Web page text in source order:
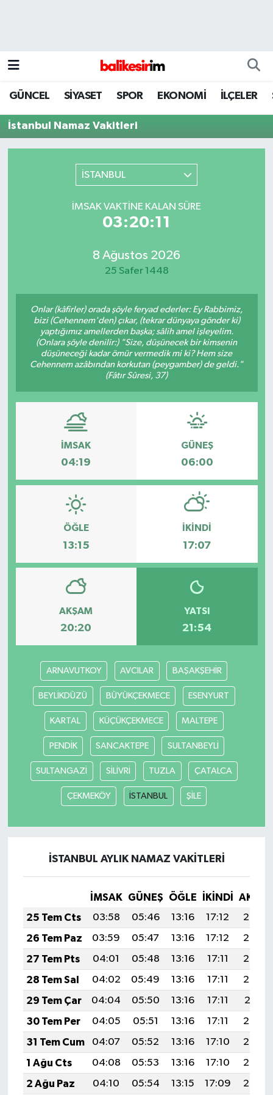
GÜNCEL SİYASET SPOR EKONOMİ İLÇELER
İstanbul Namaz Vakitleri
İSTANBUL
İMSAK VAKTINE KALAN SÜRE
03:20:11
8 Ağustos 2026
25 Safer 1448
Onlar (kâfirler) orada şöyle feryad ederler: Ey Rabbimiz,
bizi (Cehennem'den) çıkar, (tekrar dünyaya gönder ki)
yaptığımız amellerden başka; sâlih amel işleyelim.
(Onlara şöyle denilir:) "Size, düşünecek bir kimsenin
düşüneceği kadar ömür vermedik mi ki? Hem size
Cehennem azâbından korkutan (peygamber) de geldi."
(Fâtır Sûresi, 37)
İMSAK
04:19
GÜNEŞ
06:00
ÖĞLE
13:15
İKINDI
17:07
AKŞAM
20:20
YATSI
21:54
ARNAVUTKOY AVCILAR BAŞAKŞEHİR
BEYLİKDÜZÜ BÜYÜKÇEKMECE ESENYURT
KARTAL KÜÇÜKÇEKMECE MALTEPE
PENDİK SANCAKTEPE SULTANBEYLİ
SULTANGAZİ SİLİVRİ TUZLA ÇATALCA
ÇEKMEKÖY İSTANBUL ŞİLE
İSTANBUL AYLIK NAMAZ VAKITLERI
İMSAK GÜNEŞ ÖĞLE İKINDI
25 Tem Cts
03:58 05:46 13:16 17:12
20:35
26 Tem Paz
03:59 05:47 13:16 17:12
20:34
27 Tem Pts
04:01 05:48 13:16 17:11
20:33
28 Tem Sal
04:02 05:49 13:16 17:11
20:32
29 Tem Çar
04:04 05:50 13:16 17:11
20:31
30 Tem Per
04:05 05:51 13:16 17:11
20:30
31 Tem Cum
04:07 05:52 13:16 17:10
20:29
1 Ağu Cts
04:08 05:53 13:16 17:10
20:28
2 Ağu Paz
04:10 05:54 13:15 17:09 20:27